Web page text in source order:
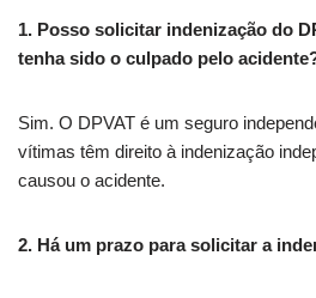
1. Posso solicitar indenização do
tenha sido o culpado pelo
Sim. O DPVAT é um seguro
vítimas têm direito à indenização
causou o acidente.
2. Há um prazo para solicitar a